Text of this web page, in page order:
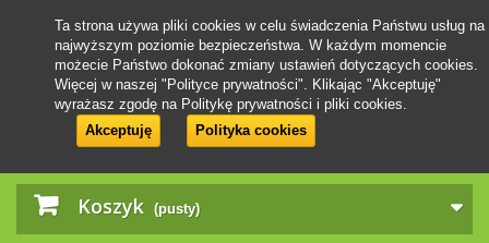
Koszyk (pusty)
Ta strona używa pliki cookies w celu świadczenia Państwu usług na
najwyższym poziomie bezpieczeństwa. W każdym momencie
możecie Państwo dokonać zmiany ustawień dotyczących cookies.
Więcej w naszej "Polityce prywatności". Klikając "Akceptuję"
wyrażasz zgodę na Politykę prywatności i pliki cookies.
Akceptuję
Polityka cookies